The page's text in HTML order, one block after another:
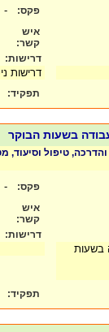
פקס: -
איש
קשר:
דרישות:
דרישות
תפקיד:
בשעות הבוקר
טיפול וסיעוד,
פקס: -
איש
קשר:
בשעות
דרישות:
תפקיד: